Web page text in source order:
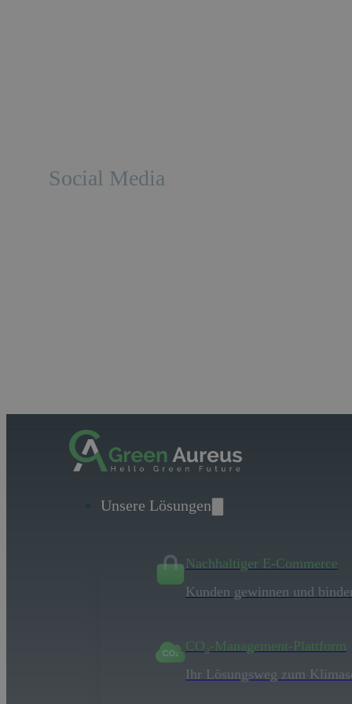
Social Media
Unsere Lösungen
Nachhaltiger E-Commerce
Kunden gewinnen und
CO₂-Management-Plattform
Ihr Lösungsweg zum
Viele